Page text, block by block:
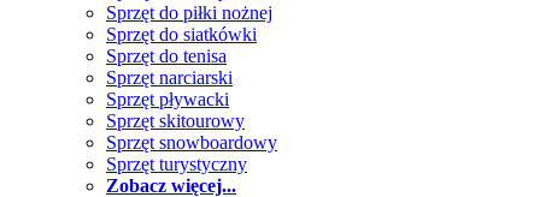
Sprzęt do piłki nożnej
Sprzęt do siatkówki
Sprzęt do tenisa
Sprzęt narciarski
Sprzęt pływacki
Sprzęt skitourowy
Sprzęt snowboardowy
Sprzęt turystyczny
Zobacz więcej...